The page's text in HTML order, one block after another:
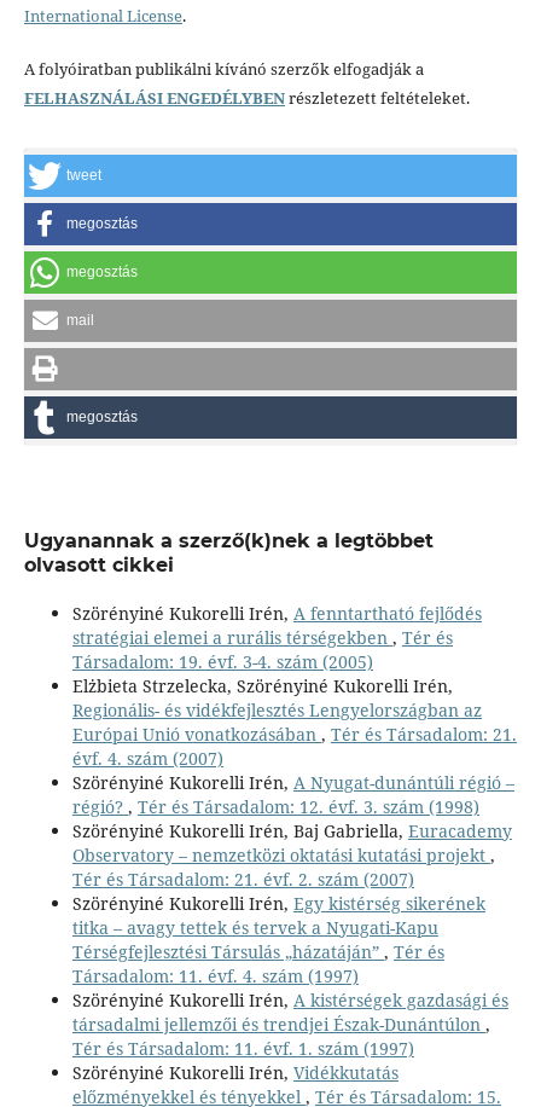
International License.
A folyóiratban publikálni kívánó szerzők elfogadják a
FELHASZNÁLÁSI ENGEDÉLYBENrészletezett feltételeket.
tweet
megosztás
megosztás
mail
megosztás
Ugyanannak a szerző(k)nek a legtöbbet
olvasott cikkei
Szörényiné Kukorelli Irén, A fenntartható fejlődés
stratégiai elemei a rurális térségekben , Tér és
Társadalom: 19. évf. 3-4. szám (2005)
Elżbieta Strzelecka, Szörényiné Kukorelli Irén,
Regionális- és vidékfejlesztés Lengyelországban az
Európai Unió vonatkozásában , Tér és Társadalom: 21.
évf. 4. szám (2007)
Szörényiné Kukorelli Irén, A Nyugat-dunántúli régió –
régió? , Tér és Társadalom: 12. évf. 3. szám (1998)
Szörényiné Kukorelli Irén, Baj Gabriella, Euracademy
Observatory – nemzetközi oktatási kutatási projekt ,
Tér és Társadalom: 21. évf. 2. szám (2007)
Szörényiné Kukorelli Irén, Egy kistérség sikerének
titka – avagy tettek és tervek a Nyugati-Kapu
Térségfejlesztési Társulás „házatáján” , Tér és
Társadalom: 11. évf. 4. szám (1997)
Szörényiné Kukorelli Irén, A kistérségek gazdasági és
társadalmi jellemzői és trendjei Észak-Dunántúlon ,
Tér és Társadalom: 11. évf. 1. szám (1997)
Szörényiné Kukorelli Irén, Vidékkutatás
előzményekkel és tényekkel , Tér és Társadalom: 15.